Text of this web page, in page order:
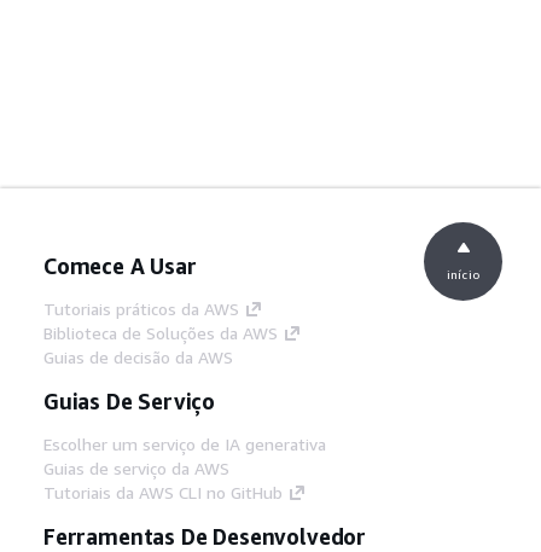
Comece A Usar
Tutoriais práticos da AWS
Biblioteca de Soluções da AWS
Guias de decisão da AWS
Guias De Serviço
Escolher um serviço de IA generativa
Guias de serviço da AWS
Tutoriais da AWS CLI no GitHub
Ferramentas De Desenvolvedor
início